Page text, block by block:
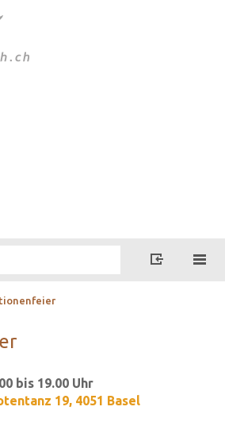
bis 19.00 Uhr
19, 4051 Basel